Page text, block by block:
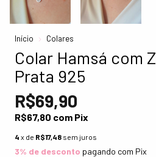
Início Colares
Colar Hamsá com
Prata 925
R$69,90
R$67,80 com Pix
4 x de R$17,48 sem juros
3% de desconto pagando com Pix